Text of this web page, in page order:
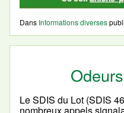
Dans Informations diverses
Le SDIS du Lot (SDIS